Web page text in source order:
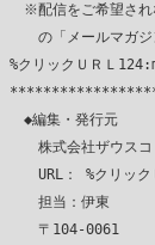
※配信をご希望され
の「メールマガジ
%クリックＵＲＬ
◆編集・発行元
株式会社ザウスコ
URL： %クリック
担当：伊東
〒104-0061